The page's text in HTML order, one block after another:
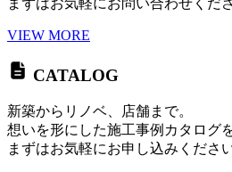
VIEW MORE
CATALOG
新築からリノベ、店舗まで。
想いを形にした施工事例カタログ
まずはお気軽にお申し込みください